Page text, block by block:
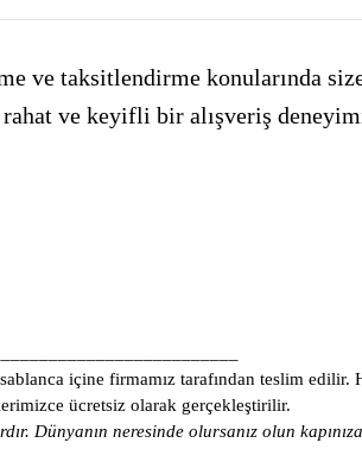
ve taksitlendirme konularında
rahat ve keyifli bir alışveriş
içine firmamız tarafından teslim
ücretsiz olarak gerçekleştirilir.
Dünyanın neresinde olursanız olun